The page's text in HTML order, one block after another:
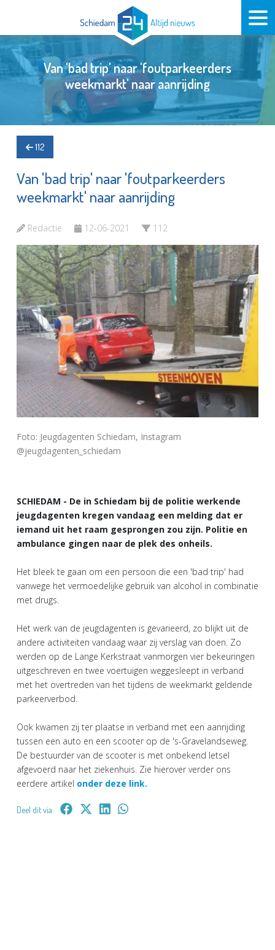
Van 'bad trip' naar 'foutparkeerders
weekmarkt' naar aanrijding
112
Van 'bad trip' naar 'foutparkeerders
weekmarkt' naar aanrijding
Redactie 12-06-2021 112
Foto: Jeugdagenten Schiedam, Instagram
@jeugdagenten_schiedam
SCHIEDAM - De in Schiedam bij de politie werkende
jeugdagenten kregen vandaag een melding dat er
iemand uit het raam gesprongen zou zijn. Politie en
ambulance gingen naar de plek des onheils.
Het bleek te gaan om een persoon die een 'bad trip' had
vanwege het vermoedelijke gebruik van alcohol in combinatie
met drugs.
Het werk van de jeugdagenten is gevarieerd, zo blijkt uit de
andere activiteiten vandaag waar zij verslag van doen. Zo
werden op de Lange Kerkstraat vanmorgen vier bekeuringen
uitgeschreven en twee voertuigen weggesleept in verband
met het overtreden van het tijdens de weekmarkt geldende
parkeerverbod.
Ook kwamen zij ter plaatse in verband met een aanrijding
tussen een auto en een scooter op de 's-Gravelandseweg.
De bestuurder van de scooter is met onbekend letsel
afgevoerd naar het ziekenhuis. Zie hierover verder ons
eerdere artikel onder deze link.
Deel dit via: